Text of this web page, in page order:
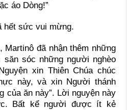
áo Dòng!”
hết sức vui mừng.
Martinô đã nhận thêm những
sóc những người nghèo
xin Thiên Chúa chúc
này, và xin Người thánh
của ăn này”. Lời nguyện này
Bất kể người được ít kẻ